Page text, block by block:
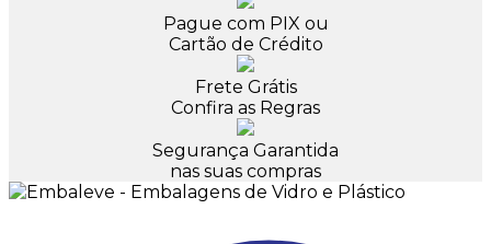
Pague com PIX ou
Cartão de Crédito
Frete Grátis
Confira as Regras
Segurança Garantida
nas suas compras